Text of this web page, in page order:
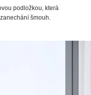
podložkou, která
šmouh.